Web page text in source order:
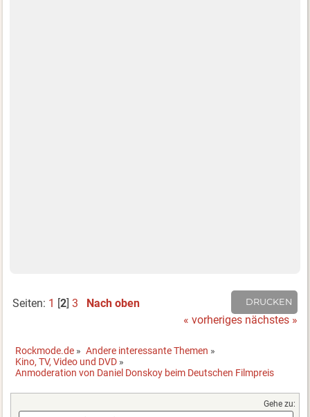
DRUCKEN
Seiten: 1 [2] 3
Nach oben
« vorheriges nächstes »
Rockmode.de » Andere interessante Themen »
Kino, TV, Video und DVD »
Anmoderation von Daniel Donskoy beim Deutschen Filmpreis
Gehe zu: